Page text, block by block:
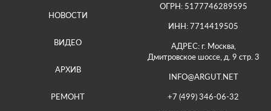
НОВОСТИ
ВИДЕО
АРХИВ
РЕМОНТ
ОГРН: 5177746289595
ИНН: 7714419505
АДРЕС: г. Москва,
Дмитровское шоссе, д. 9 стр. 3
INFO@ARGUT.NET
+7 (499) 346-06-32